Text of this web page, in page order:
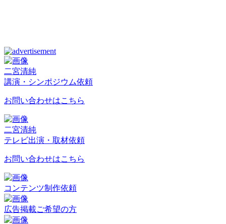
二宮清純
講演・シンポジウム依頼
お問い合わせはこちら
二宮清純
テレビ出演・取材依頼
お問い合わせはこちら
コンテンツ制作依頼
広告掲載ご希望の方